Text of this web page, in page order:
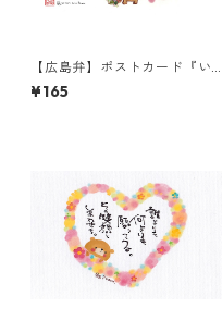
【広島弁】ポストカード『い
つもは恥ずかしゅーて』
¥165